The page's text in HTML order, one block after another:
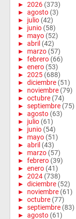
► 2026 (373)
► agosto (3)
► julio (42)
► junio (58)
► mayo (52)
► abril (42)
► marzo (57)
► febrero (66)
► enero (53)
► 2025 (688)
► diciembre (51)
► noviembre (79)
► octubre (74)
► septiembre (75)
► agosto (63)
► julio (61)
► junio (54)
► mayo (51)
► abril (43)
► marzo (57)
► febrero (39)
► enero (41)
► 2024 (738)
► diciembre (52)
► noviembre (61)
► octubre (77)
► septiembre (83)
► agosto (61)